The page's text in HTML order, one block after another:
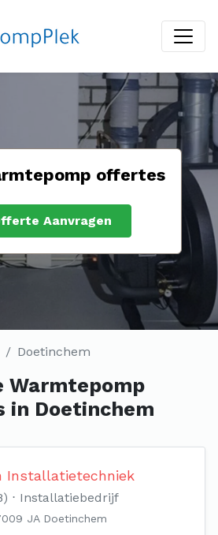
offertes
Aanvragen
Doetinchem
Warmtepomp
in Doetinchem
Installatietechniek
Installatiebedrijf
JA Doetinchem